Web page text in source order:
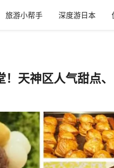
旅游小帮手 深度游日本
！天神区人气甜点